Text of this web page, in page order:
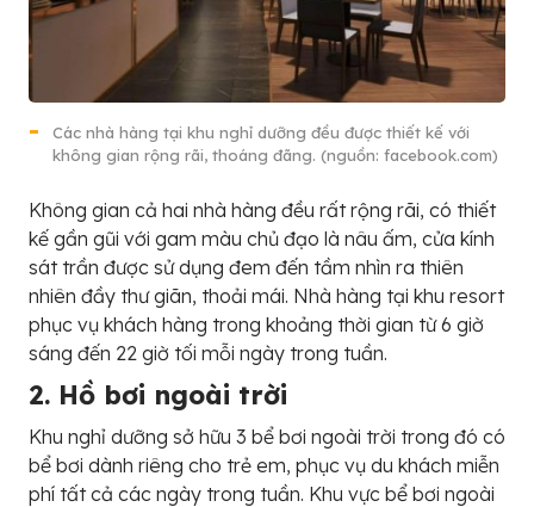
Các nhà hàng tại khu nghỉ dưỡng đều được thiết kế với
không gian rộng rãi, thoáng đãng. (nguồn: facebook.com)
Không gian cả hai nhà hàng đều rất rộng rãi, có thiết
kế gần gũi với gam màu chủ đạo là nâu ấm, cửa kính
sát trần được sử dụng đem đến tầm nhìn ra thiên
nhiên đầy thư giãn, thoải mái. Nhà hàng tại khu resort
phục vụ khách hàng trong khoảng thời gian từ 6 giờ
sáng đến 22 giờ tối mỗi ngày trong tuần.
2. Hồ bơi ngoài trời
Khu nghỉ dưỡng sở hữu 3 bể bơi ngoài trời trong đó có
bể bơi dành riêng cho trẻ em, phục vụ du khách miễn
phí tất cả các ngày trong tuần. Khu vực bể bơi ngoài